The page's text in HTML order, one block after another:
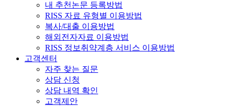
내 추천논문 등록방법
RISS 자료 유형별 이용방법
복사/대출 이용방법
해외전자자료 이용방법
RISS 정보취약계층 서비스 이용방법
고객센터
자주 찾는 질문
상담 신청
상담 내역 확인
고객제안